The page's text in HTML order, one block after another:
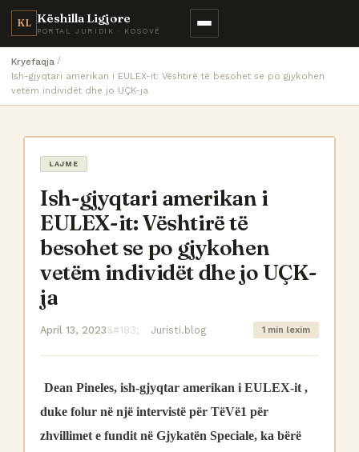
KL Këshilla Ligjore
PORTAL JURIDIK · KOSOVË
Kryefaqja
Ish-gjyqtari amerikan i EULEX-it: Vështirë të besohet se po gjykohen
vetëm individët dhe jo UÇK-ja
LAJME
Ish-gjyqtari amerikan i
EULEX-it: Vështirë të
besohet se po gjykohen
vetëm individët dhe jo UÇK-
ja
April 13, 2023 Juristi.blog 1 min lexim
Dean Pineles, ish-gjyqtar amerikan i EULEX-it ,
duke folur në një intervistë për TëVë1 për
zhvillimet e fundit në Gjykatën Speciale, ka bërë